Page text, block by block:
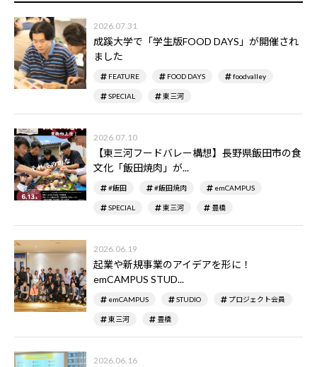
2026.07.31
成蹊大学で「学生版FOOD DAYS」が開催され
ました
FEATURE FOOD DAYS foodvalley
SPECIAL 東三河
2026.07.10
【東三河フードバレー構想】長野県飯田市の食
文化「飯田焼肉」が...
#飯田 #飯田焼肉 emCAMPUS
SPECIAL 東三河 豊橋
2026.06.19
起業や新規事業のアイデアを形に！
emCAMPUS STUD...
emCAMPUS STUDIO プロジェクト会員
東三河 豊橋
2026.06.16